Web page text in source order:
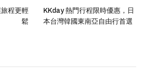
程更輕
鬆
KKday 熱門行程限時優惠，日
本台灣韓國東南亞自由行首選